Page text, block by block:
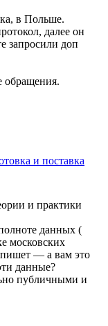
в Польше.
далее он
запросили доп
обращения.
и поставка
и практики
данных (
московских
— а вам это
данные?
публичными и